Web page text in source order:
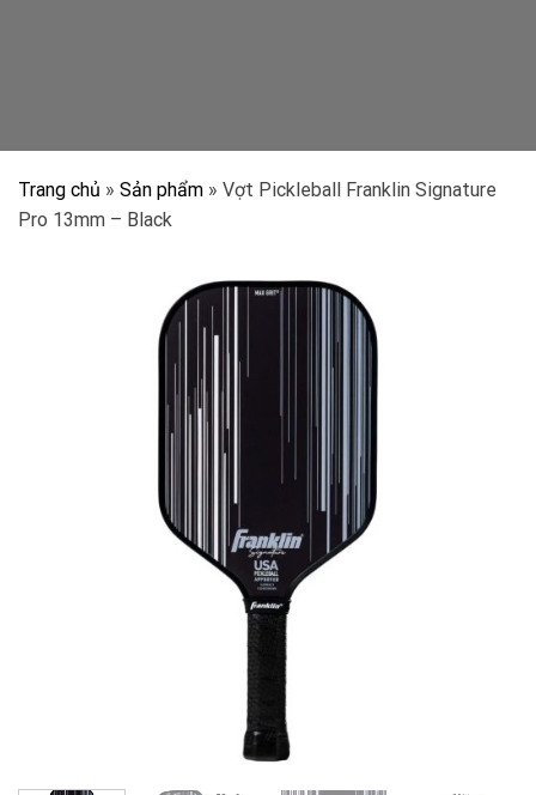
Trang chủ » Sản phẩm » Vợt Pickleball Franklin Signature
Pro 13mm – Black